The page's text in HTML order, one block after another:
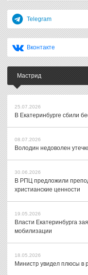
Telegram
Вконтакте
Мастрид
25.07.2026
В Екатеринбурге сбили
08.07.2026
Володин недоволен
30.06.2026
В РПЦ предложили
христианские ценности
19.05.2026
Власти Екатеринбурга
мобилизации
18.05.2026
Министр увидел плюсы в